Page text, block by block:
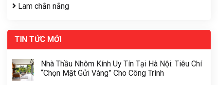
Lam chắn nắng
TIN TỨC MỚI
Nhà Thầu Nhôm Kính Uy Tín Tại Hà Nội: Tiêu Chí
“Chọn Mặt Gửi Vàng” Cho Công Trình